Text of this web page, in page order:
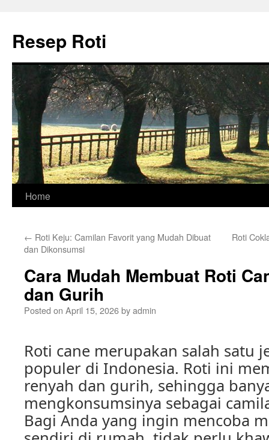
content
Resep Roti
Home
← Roti Keju: Camilan Favorit yang Mudah Dibuat
dan Dikonsumsi
Roti
Cara Mudah Membuat Roti
dan Gurih
Posted on April 15, 2026byadmin
Roti cane merupakan salah satu
populer di Indonesia. Roti ini
renyah dan gurih, sehingga
mengkonsumsinya sebagai
Bagi Anda yang ingin mencoba